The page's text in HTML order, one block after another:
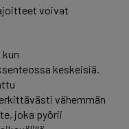
voivat
keskeisiä.
vähemmän
joka pyörii